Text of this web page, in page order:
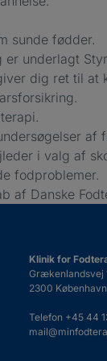
sunde fødder.
underlagt
dig ret til at
af
i valg af
fodproblemer.
af Danske
Klinik for
Grækenlandsvej
2300
Telefon +45 44